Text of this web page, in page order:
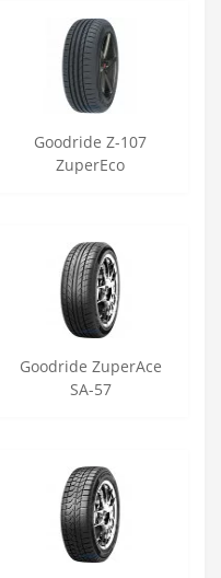
Goodride Z-107
ZuperEco
Goodride ZuperAce
SA-57